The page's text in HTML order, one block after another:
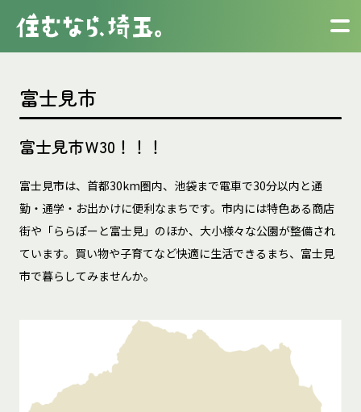
富士見市
富士見市Ｗ30！！！
富士見市は、首都30km圏内、池袋まで電車で30分以内と通
勤・通学・お出かけに便利なまちです。市内には特色ある商店
街や「ららぽーと富士見」のほか、大小様々な公園が整備され
ています。買い物や子育てなど快適に生活できるまち、富士見
市で暮らしてみませんか。